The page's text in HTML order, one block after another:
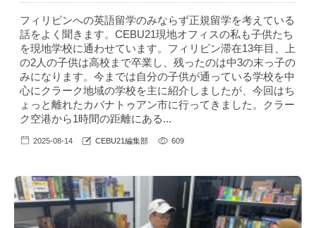
フィリピンへの英語留学のみならず正規留学を考えている
話をよく聞きます。CEBU21現地オフィスの私も子供たち
を現地学校に通わせています。フィリピン滞在13年目、上
の2人の子供は高校まで卒業し、残ったのは中3の末っ子の
みになります。今までは自分の子供が通っている学校を中
心にクラーク地域の学校を主に紹介しましたが、今回はち
ょっと離れたカバナトゥアン市に行ってきました。クラー
ク空港から1時間の距離にある...
2025-08-14 CEBU21編集部 609